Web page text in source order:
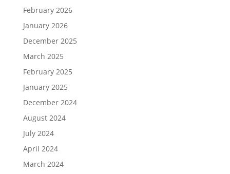
February 2026
January 2026
December 2025
March 2025
February 2025
January 2025
December 2024
August 2024
July 2024
April 2024
March 2024